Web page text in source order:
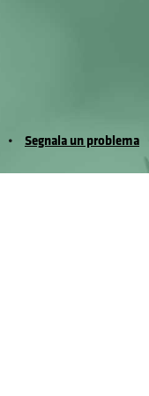
Segnala un problema